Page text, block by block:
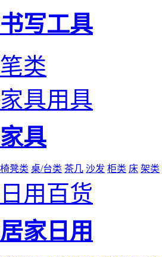
书写工具
笔类
家具用具
家具
椅凳类 桌/台类 茶几 沙发 柜类 床 架类
日用百货
居家日用